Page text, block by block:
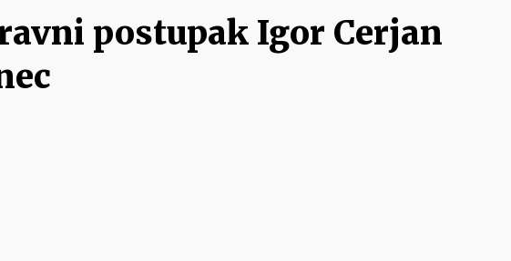
postupak Igor Cerjan